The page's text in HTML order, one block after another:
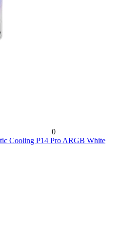
0
Cooling P14 Pro ARGB White